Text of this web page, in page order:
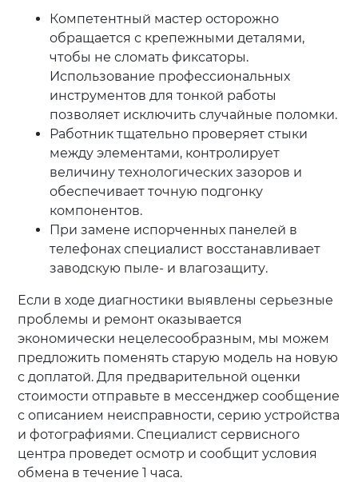
Компетентный мастер осторожно
обращается с крепежными деталями,
чтобы не сломать фиксаторы.
Использование профессиональных
инструментов для тонкой работы
позволяет исключить случайные поломки.
Работник тщательно проверяет стыки
между элементами, контролирует
величину технологических зазоров и
обеспечивает точную подгонку
компонентов.
При замене испорченных панелей в
телефонах специалист восстанавливает
заводскую пыле- и влагозащиту.
Если в ходе диагностики выявлены серьезные
проблемы и ремонт оказывается
экономически нецелесообразным, мы можем
предложить поменять старую модель на новую
с доплатой. Для предварительной оценки
стоимости отправьте в мессенджер сообщение
с описанием неисправности, серию устройства
и фотографиями. Специалист сервисного
центра проведет осмотр и сообщит условия
обмена в течение 1 часа.